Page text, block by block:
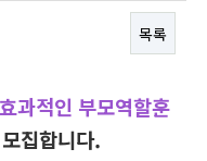
목록
효과적인 부모역할훈
집합니다.